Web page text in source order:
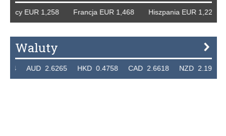
EUR 1,258 Francja EUR 1,468 Hiszpania EUR 1,229
Waluty
AUD 2.6265 HKD 0.4758 CAD 2.6618 NZD 2.1914